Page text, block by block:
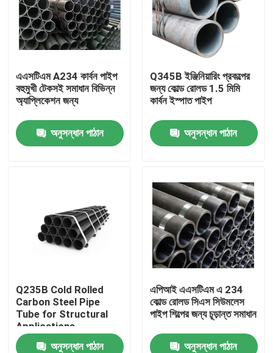
পণ্য
আমাদের সম্পর্কে
এএসটিএম A234 কার্বন পাইপ
বহুমুখী টেকসই সমাধান বিভিন্ন
অ্যাপ্লিকেশন জন্য
অনুসন্ধান পাঠান
Q345B ইঞ্জিনিয়ারিং প্রকল্পের
জন্য কোল্ড রোলড 1.5 মিমি
কার্বন ইস্পাত পাইপ
অনুসন্ধান পাঠান
Q235B Cold Rolled
Carbon Steel Pipe
Tube for Structural
Applications
অনুসন্ধান পাঠান
এপিআই এএসটিএম এ 234
কোল্ড রোলড সিএস সিউমলেস
পাইপ শিল্পের জন্য চূড়ান্ত সমাধান
অনুসন্ধান পাঠান